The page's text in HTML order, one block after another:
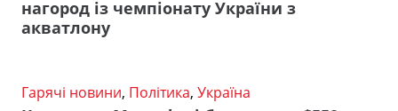
нагород із чемпіонату України з
акватлону
Гарячі новини, Політика, Україна